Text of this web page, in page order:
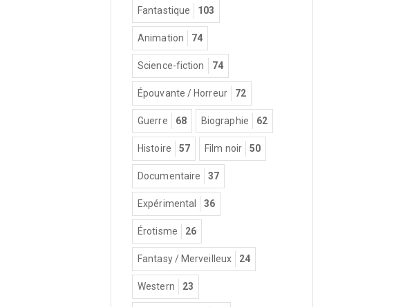
Fantastique 103
Animation 74
Science-fiction 74
Épouvante / Horreur 72
Guerre 68 Biographie 62
Histoire 57 Film noir 50
Documentaire 37
Expérimental 36
Érotisme 26
Fantasy / Merveilleux 24
Western 23